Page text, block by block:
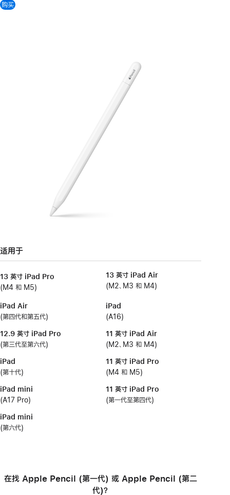
购买Apple Pencil (USB-C)
适用于
13 英寸 iPad Pro
(M4 和 M5)
12.9 英寸 iPad Pro
(第三代至第六代)
11 英寸 iPad Pro
(M4 和 M5)
11 英寸 iPad Pro
(第一代至第四代)
13 英寸 iPad Air
(M2、M3 和 M4)
11 英寸 iPad Air
(M2、M3 和 M4)
iPad Air
(第四代和第五代)
iPad
(A16)
iPad
(第十代)
iPad mini
(A17 Pro)
iPad mini
(第六代)
在找 Apple Pencil (第一代) 或 Apple Pencil (第二
代)？